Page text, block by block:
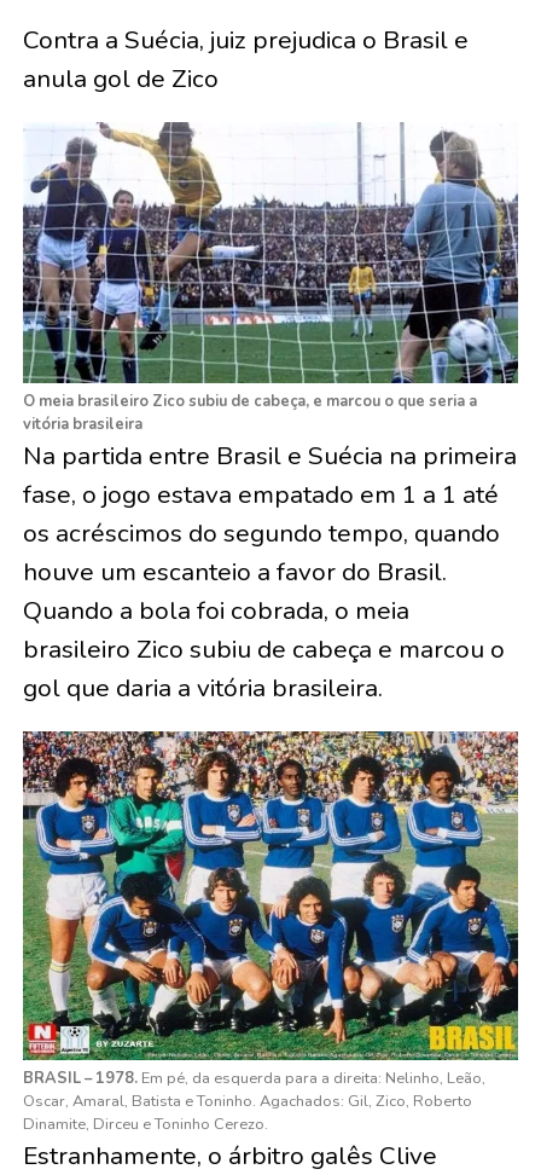
Contra a Suécia, juiz prejudica o Brasil e
anula gol de Zico
O meia brasileiro Zico subiu de cabeça, e marcou o que seria a
vitória brasileira
Na partida entre Brasil e Suécia na primeira
fase, o jogo estava empatado em 1 a 1 até
os acréscimos do segundo tempo, quando
houve um escanteio a favor do Brasil.
Quando a bola foi cobrada, o meia
brasileiro Zico subiu de cabeça e marcou o
gol que daria a vitória brasileira.
BRASIL – 1978.Em pé, da esquerda para a direita: Nelinho, Leão,
Oscar, Amaral, Batista e Toninho. Agachados: Gil, Zico, Roberto
Dinamite, Dirceu e Toninho Cerezo.
Estranhamente, o árbitro galês Clive